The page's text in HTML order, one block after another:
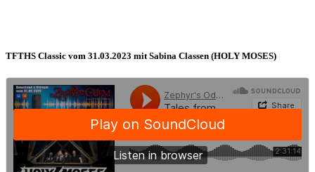
TFTHS Classic vom 31.03.2023 mit Sabina Classen (HOLY MOSES)